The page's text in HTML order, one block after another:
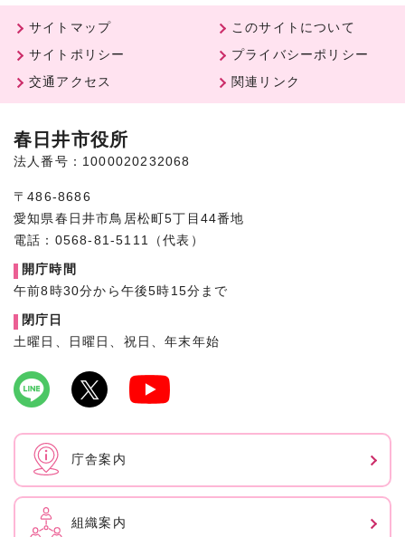
サイトマップ
このサイトについて
サイトポリシー
プライバシーポリシー
交通アクセス
関連リンク
春日井市役所
法人番号：1000020232068
〒486-8686
愛知県春日井市鳥居松町5丁目44番地
電話：0568-81-5111（代表）
開庁時間
午前8時30分から午後5時15分まで
閉庁日
土曜日、日曜日、祝日、年末年始
庁舎案内
組織案内